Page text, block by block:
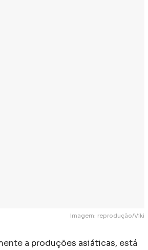
Imagem: reprodução/Viki
a produções asiáticas, está